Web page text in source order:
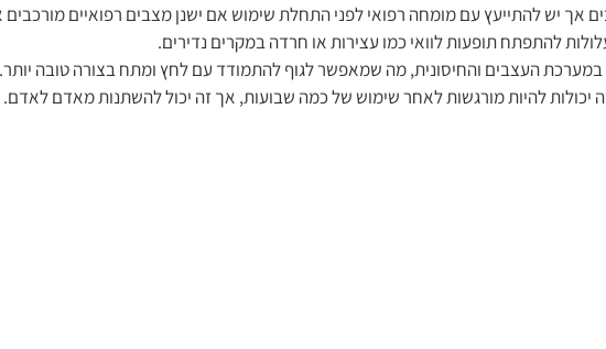
אך יש להתייעץ עם מומחה רפואי לפני התחלת שימוש אם ישנן מצבים רפואיים מורכבים
להתפתח תופעות לוואי כמו עצירות או חרדה במקרים נדירים.
במערכת העצבים והחיסונית, מה שמאפשר לגוף להתמודד עם לחץ ומתח בצורה טובה יותר.
יכולות להיות מורגשות לאחר שימוש של כמה שבועות, אך זה יכול להשתנות מאדם לאדם.